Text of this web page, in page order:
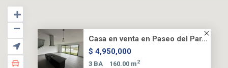
Casa en venta en Paseo del Par...
$ 4,950,000
3 BA 160.00 m2